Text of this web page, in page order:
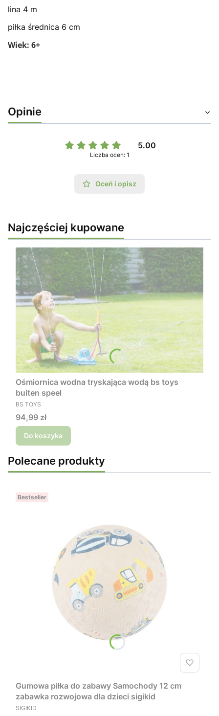
lina 4 m
piłka średnica 6 cm
Wiek: 6+
Opinie
5.00
Liczba ocen: 1
Oceń i opisz
Najczęściej kupowane
Ośmiornica wodna tryskająca wodą bs toys
buiten speel
PRODUCENT
BS TOYS
Cena
94,99 zł
Do koszyka
Polecane produkty
Bestseller
Gumowa piłka do zabawy Samochody 12 cm
zabawka rozwojowa dla dzieci sigikid
PRODUCENT
SIGIKID